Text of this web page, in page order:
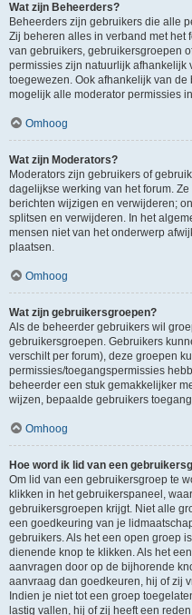
Wat zijn Beheerders?
Beheerders zijn gebruikers die alle
Zij beheren alles in verband met het
van gebruikers, gebruikersgroepen
permissies zijn natuurlijk
toegewezen. Ook afhankelijk van
mogelijk alle moderator permissies
Omhoog
Wat zijn Moderators?
Moderators zijn gebruikers of
dagelijkse werking van het forum.
berichten wijzigen en verwijderen;
splitsen en verwijderen. In het
mensen niet van het onderwerp
plaatsen.
Omhoog
Wat zijn gebruikersgroepen?
Als de beheerder gebruikers wil
gebruikersgroepen. Gebruikers
verschilt per forum), deze groepen
permissies/toegangspermissies
beheerder een stuk gemakkelijker
wijzen, bepaalde gebruikers
Omhoog
Hoe word ik lid van een
Om lid van een gebruikersgroep te
klikken in het gebruikerspaneel,
gebruikersgroepen krijgt. Niet alle
een goedkeuring van je
gebruikers. Als het een open groep
dienende knop te klikken. Als het
aanvragen door op de bijhorende
aanvraag dan goedkeuren, hij of zij
Indien je niet tot een groep
lastig vallen, hij of zij heeft een